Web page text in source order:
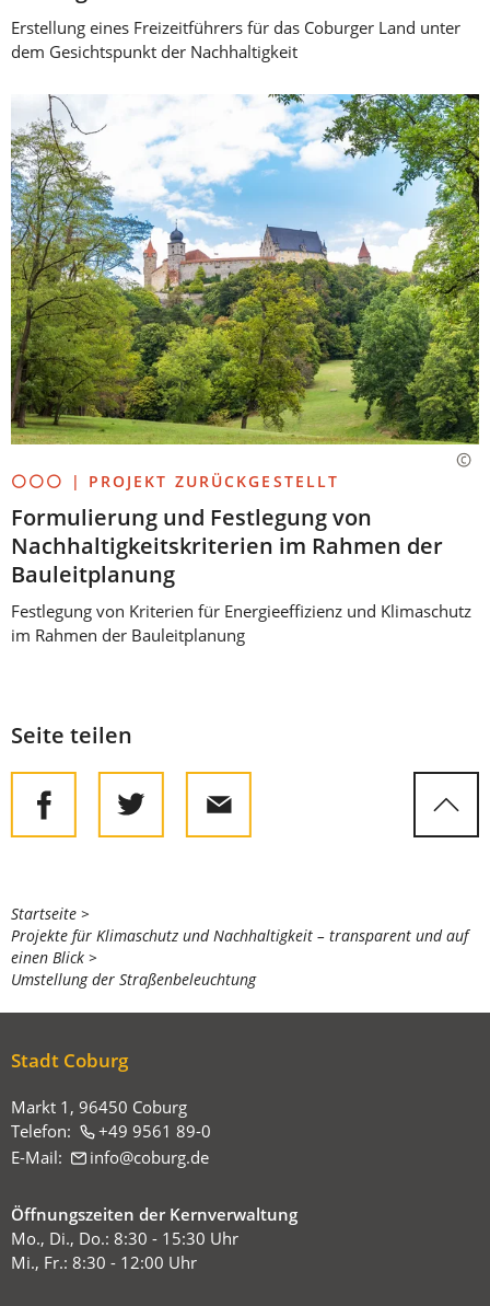
Erstellung eines Freizeitführers für das Coburger Land unter
dem Gesichtspunkt der Nachhaltigkeit
⚪⚪⚪ | PROJEKT ZURÜCKGESTELLT
Formulierung und Festlegung von
Nachhaltigkeitskriterien im Rahmen der
Bauleitplanung
Festlegung von Kriterien für Energieeffizienz und Klimaschutz
im Rahmen der Bauleitplanung
Seite teilen
Sie
befinden
sich
hier:
Startseite
Projekte für Klimaschutz und Nachhaltigkeit – transparent und auf
einen Blick
Umstellung der Straßenbeleuchtung
Stadt Coburg
Markt 1, 96450 Coburg
Telefon:
+49 9561 89-0
E-Mail:
info coburg de
Öffnungszeiten der Kernverwaltung
Mo., Di., Do.: 8:30 - 15:30 Uhr
Mi., Fr.: 8:30 - 12:00 Uhr